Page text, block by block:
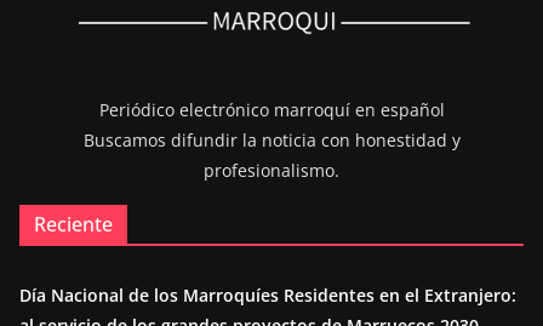
Periódico electrónico marroquí en español
Buscamos difundir la noticia con honestidad y
profesionalismo.
Reciente
Día Nacional de los Marroquíes Residentes en el Extranjero: